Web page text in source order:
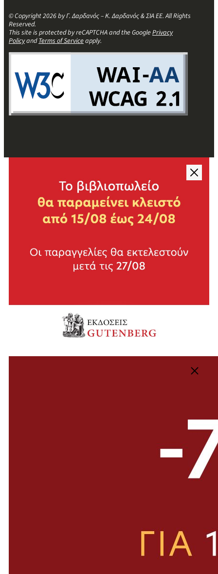
© Copyright 2026 by Γ. Δαρδανός – Κ. Δαρδανός & ΣΙΑ ΕΕ. All Rights
Reserved.
This site is protected by reCAPTCHA and the GooglePrivacy
PolicyandTerms of Serviceapply.